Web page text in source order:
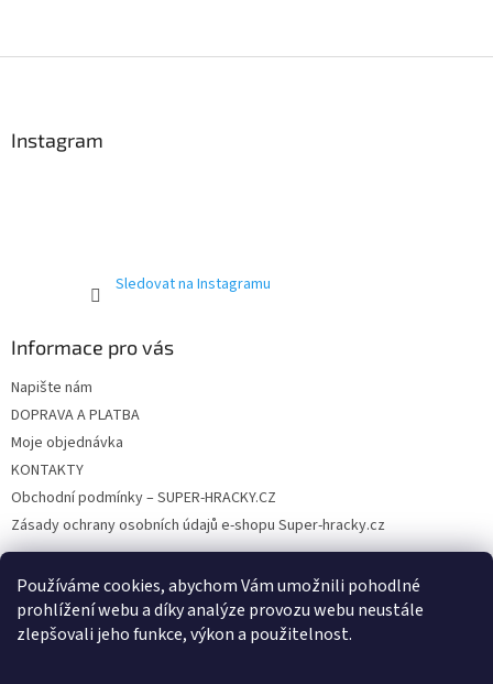
Používáme cookies, abychom Vám umožnili pohodlné
prohlížení webu a díky analýze provozu webu neustále
zlepšovali jeho funkce, výkon a použitelnost.
c
s
Instagram
Sledovat na Instagramu
Informace pro vás
Napište nám
DOPRAVA A PLATBA
Moje objednávka
KONTAKTY
Obchodní podmínky – SUPER-HRACKY.CZ
Zásady ochrany osobních údajů e-shopu Super-hracky.cz
Instagram